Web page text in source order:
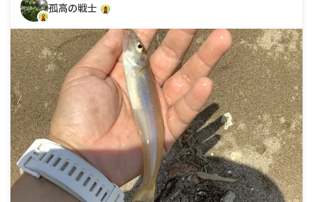
孤高の戦士